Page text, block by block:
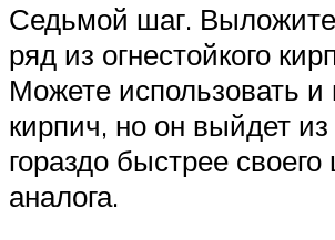
Седьмой шаг.
ряд из огнестойкого
Можете использовать и
кирпич, но он выйдет из
гораздо быстрее
аналога.